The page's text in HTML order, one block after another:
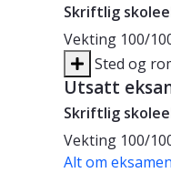
Skriftlig
Vekting 100/
Sted og
Utsatt
Skriftlig
Vekting 100/
Alt om